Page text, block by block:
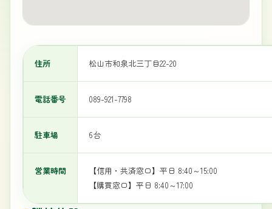
住所 松山市和泉北三丁目22-20
電話番号 089-921-7798
駐車場 6台
営業時間
【信用・共済窓口】平日 8:40～15:00
【購買窓口】平日 8:40～17:00